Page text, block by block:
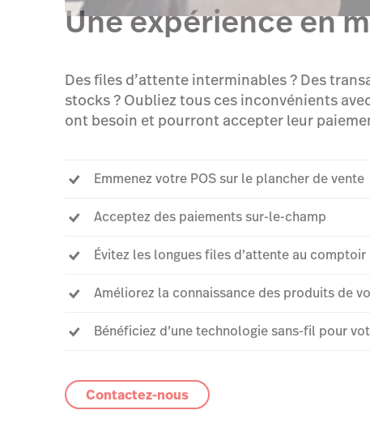
Une expérience en
Des files d’attente interminables ? Des
stocks ? Oubliez tous ces inconvénients
ont besoin et pourront accepter leur
Emmenez votre POS sur le plancher de vente
Acceptez des paiements sur-le-champ
Évitez les longues files d’attente au comptoir
Améliorez la connaissance des produits de
Bénéficiez d’une technologie sans-fil pour
Contactez-nous